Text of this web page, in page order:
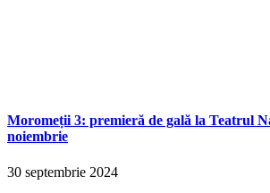
Moromeții 3: premieră de gală la Teatrul
noiembrie
30 septembrie 2024